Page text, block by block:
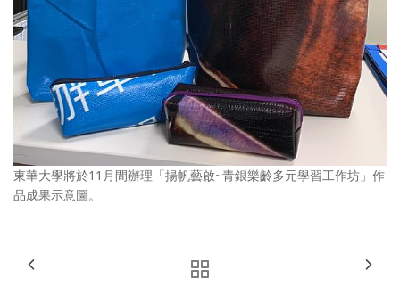
東華大學將於11月間辦理「揚帆藝啟~青銀樂齡多元學習工作坊」作
品成果示意圖。